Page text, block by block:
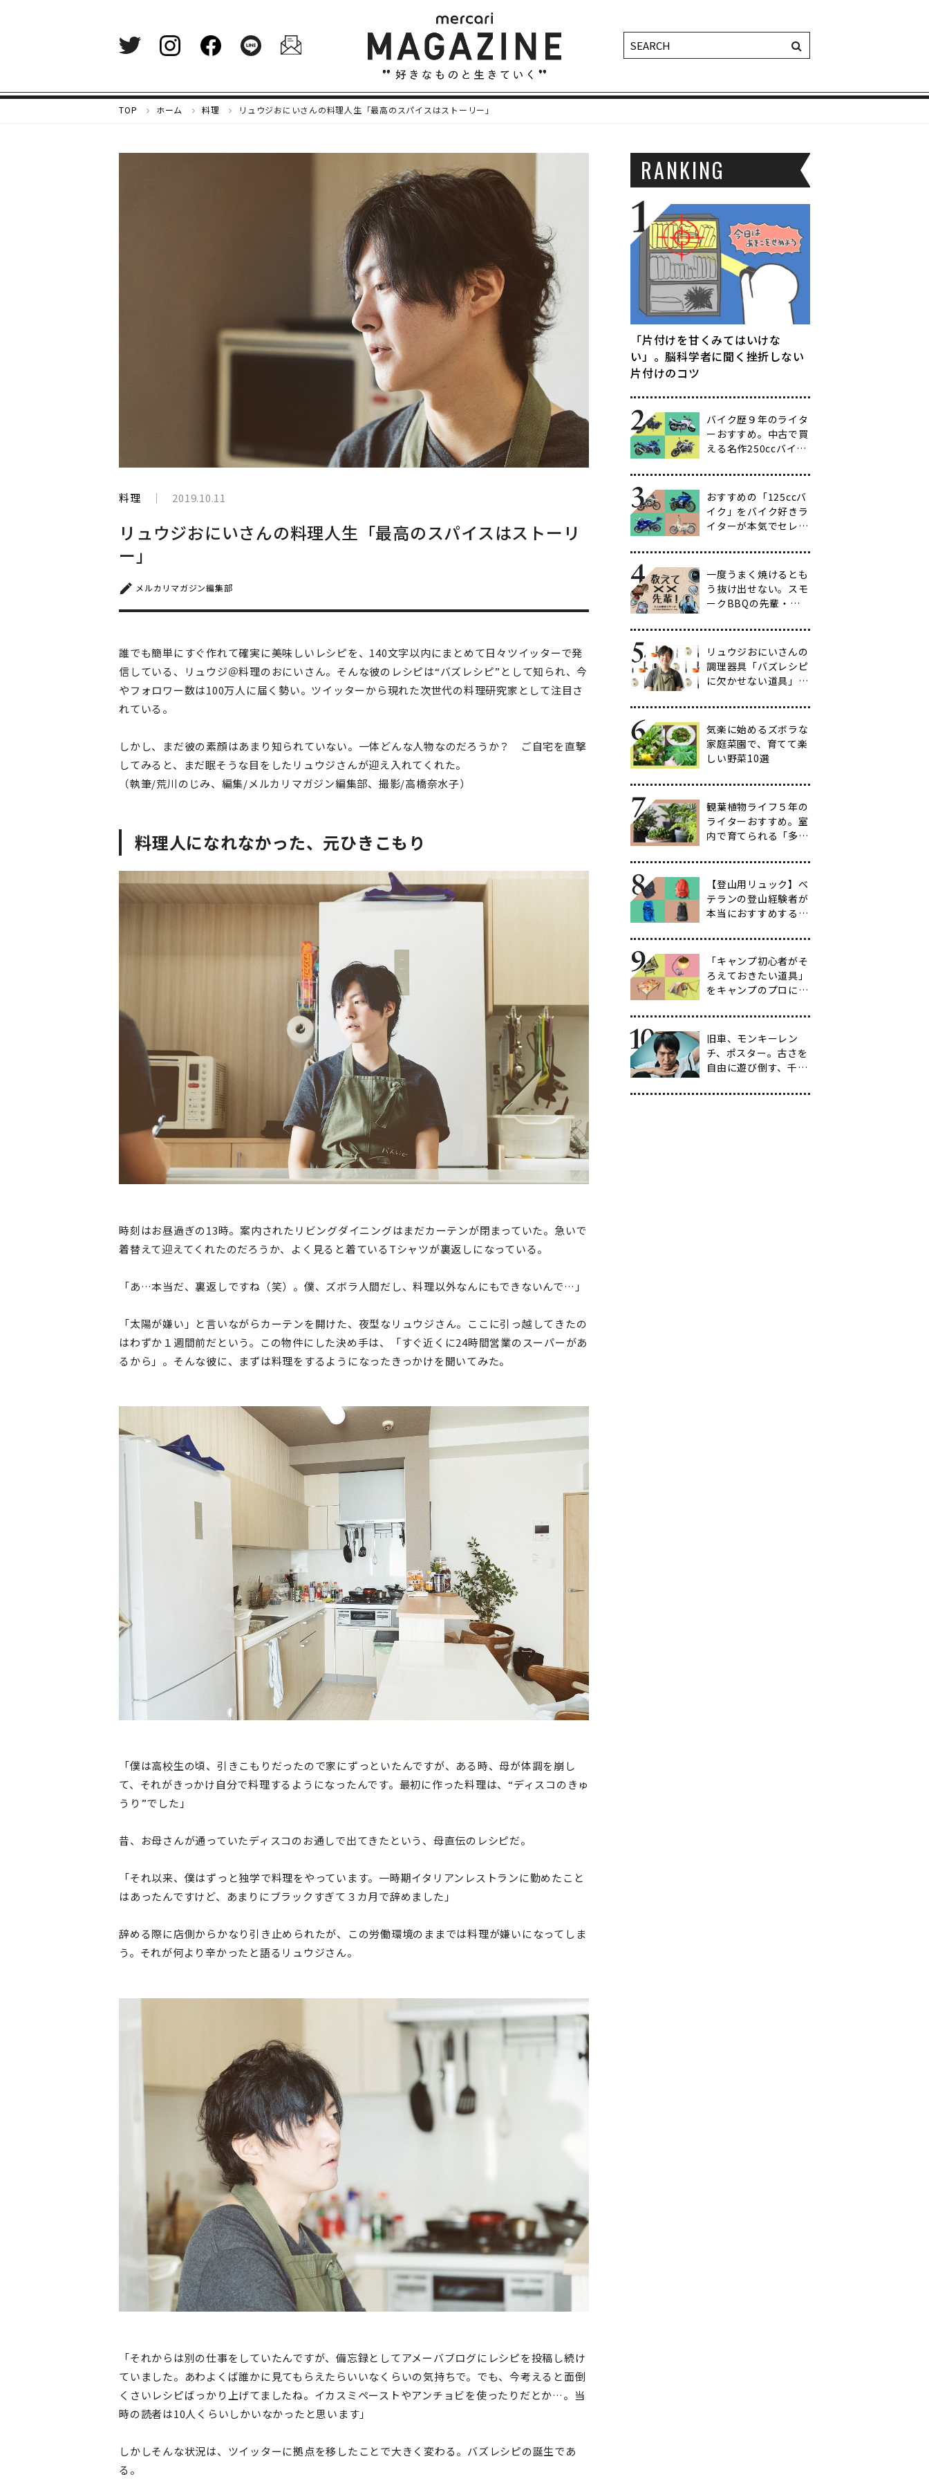
TOP
メ
リ
ホーム 料理 リュウジおにいさんの料理人生「最高のスパイスはストーリー」
料理 2019.10.11
リュウジおにいさんの料理人生「最高のスパイスはストーリ
ー」
メルカリマガジン編集部
誰でも簡単にすぐ作れて確実に美味しいレシピを、140文字以内にまとめて日々ツイッターで発
信している、リュウジ＠料理のおにいさん。そんな彼のレシピは“バズレシピ”として知られ、今
やフォロワー数は100万人に届く勢い。ツイッターから現れた次世代の料理研究家として注目さ
れている。
しかし、まだ彼の素顔はあまり知られていない。一体どんな人物なのだろうか？ ご自宅を直撃
してみると、まだ眠そうな目をしたリュウジさんが迎え入れてくれた。
（執筆/荒川のじみ、編集/メルカリマガジン編集部、撮影/高橋奈水子）
料理人になれなかった、元ひきこもり
時刻はお昼過ぎの13時。案内されたリビングダイニングはまだカーテンが閉まっていた。急いで
着替えて迎えてくれたのだろうか、よく見ると着ているTシャツが裏返しになっている。
「あ…本当だ、裏返しですね（笑）。僕、ズボラ人間だし、料理以外なんにもできないんで…」
「太陽が嫌い」と言いながらカーテンを開けた、夜型なリュウジさん。ここに引っ越してきたの
はわずか１週間前だという。この物件にした決め手は、「すぐ近くに24時間営業のスーパーがあ
るから」。そんな彼に、まずは料理をするようになったきっかけを聞いてみた。
「僕は高校生の頃、引きこもりだったので家にずっといたんですが、ある時、母が体調を崩し
て、それがきっかけ自分で料理するようになったんです。最初に作った料理は、“ディスコのきゅ
うり”でした」
昔、お母さんが通っていたディスコのお通しで出てきたという、母直伝のレシピだ。
「それ以来、僕はずっと独学で料理をやっています。一時期イタリアンレストランに勤めたこと
はあったんですけど、あまりにブラックすぎて３カ月で辞めました」
辞める際に店側からかなり引き止められたが、この労働環境のままでは料理が嫌いになってしま
う。それが何より辛かったと語るリュウジさん。
「それからは別の仕事をしていたんですが、備忘録としてアメーバブログにレシピを投稿し続け
ていました。あわよくば誰かに見てもらえたらいいなくらいの気持ちで。でも、今考えると面倒
くさいレシピばっかり上げてましたね。イカスミペーストやアンチョビを使ったりだとか…。当
時の読者は10人くらいしかいなかったと思います」
しかしそんな状況は、ツイッターに拠点を移したことで大きく変わる。バズレシピの誕生であ
る。
RANKING
「片付けを甘くみてはいけな
い」。脳科学者に聞く挫折しない
片付けのコツ
バイク歴９年のライタ
ーおすすめ。中古で買
える名作250ccバイク
からベテラン向けま
で】
おすすめの「125ccバ
イク」をバイク好きラ
イターが本気でセレク
一度うまく焼けるとも
う抜け出せない。スモ
ークBBQの先輩・渋
だわりのアイテム20
選
リュウジおにいさんの
調理器具「バズレシピ
に欠かせない道具」５
気楽に始めるズボラな
家庭菜園で、育てて楽
しい野菜10選
観葉植物ライフ５年の
ライターおすすめ。室
内で育てられる「多肉
育て方も紹介】
【登山用リュック】ベ
テランの登山経験者が
本当におすすめする容
選
「キャンプ初心者がそ
ろえておきたい道具」
をキャンプのプロに聞
旧車、モンキーレン
チ、ポスター。古さを
自由に遊び倒す、千原
ージ愛」